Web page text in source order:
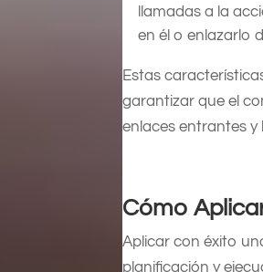
llamadas a la
en él o enlazarlo
Estas
garantizar que el
enlaces entrantes y
Cómo
Aplicar con éxito
planificación y